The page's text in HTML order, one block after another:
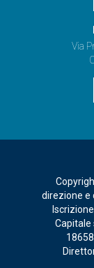
Via
direzione e
Capitale